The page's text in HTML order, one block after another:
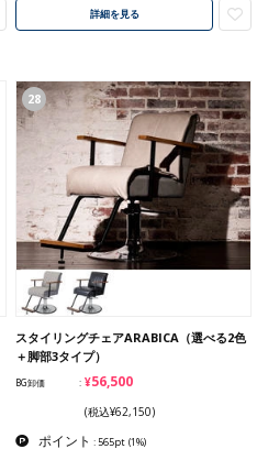
詳細を見る
28
スタイリングチェアARABICA（選べる2色
＋脚部3タイプ）
BG卸価 ¥56,500
(税込¥62,150)
ポイント : 565pt (1%)